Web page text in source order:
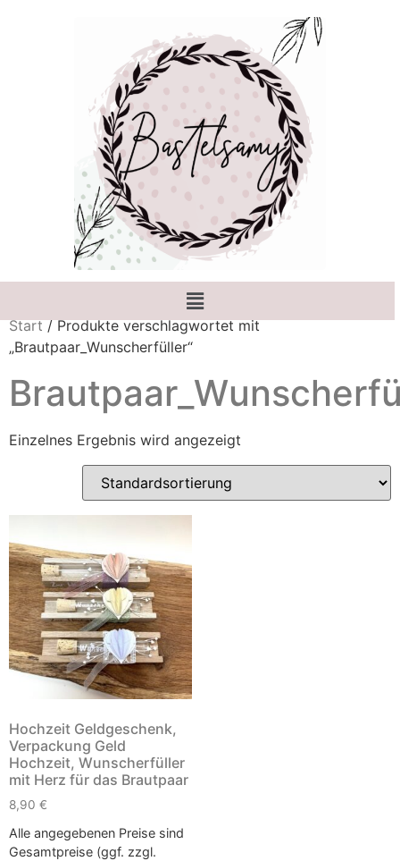
Start/ Produkte verschlagwortet mit
„Brautpaar_Wunscherfüller“
Einzelnes Ergebnis wird angezeigt
Hochzeit Geldgeschenk,
Verpackung Geld
Hochzeit, Wunscherfüller
mit Herz für das Brautpaar
8,90 €
Alle angegebenen Preise sind
Gesamtpreise (ggf. zzgl.